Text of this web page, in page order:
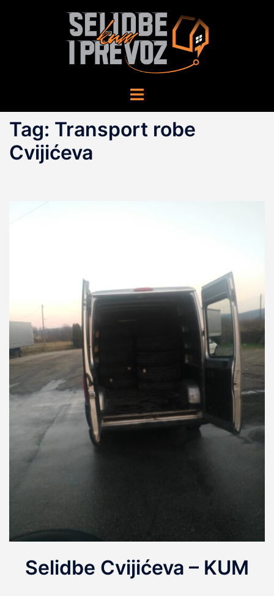
Toggle
Tag: Transport robe
Cvijićeva
Selidbe Cvijićeva – KUM